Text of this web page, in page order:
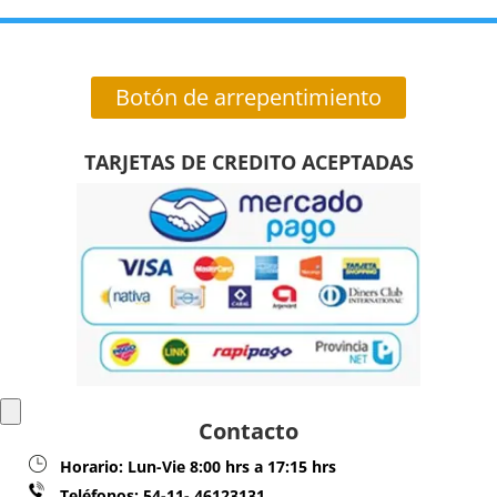
Botón de arrepentimiento
TARJETAS DE CREDITO ACEPTADAS
Contacto
Horario: Lun-Vie 8:00 hrs a 17:15 hrs